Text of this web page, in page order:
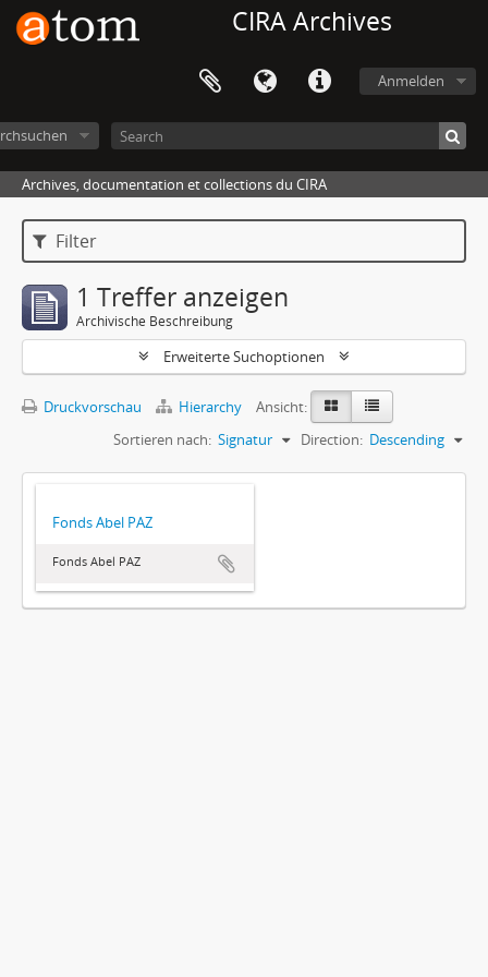
CIRA Archives
Anmelden
Archives, documentation et collections du CIRA
Filter
1 Treffer anzeigen
Archivische Beschreibung
Erweiterte Suchoptionen
Druckvorschau Hierarchy
Ansicht:
Sortieren nach: Signatur Direction: Descending
Fonds Abel PAZ
Fonds Abel PAZ